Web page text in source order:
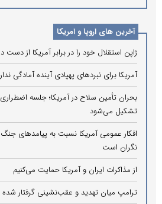
آخرین های اروپا و امریکا
ژاپن استقلال خود را در برابر آمریکا از دست
آمریکا برای نبردهای پهپادی آینده آمادگی
بحران تأمین سلاح در آمریکا؛ جلسه
تشکیل می‌شود
افکار عمومی آمریکا نسبت به پیامدهای
نگران است
از مذاکرات ایران و آمریکا حمایت می‌کنیم
ترامپ میان تهدید و عقب‌نشینی گرفتار